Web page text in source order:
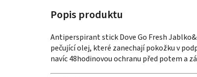
Antiperspirant stick Dove Go Fresh
pečující olej, které zanechají pokožku v
navíc 48hodinovou ochranu před potem a